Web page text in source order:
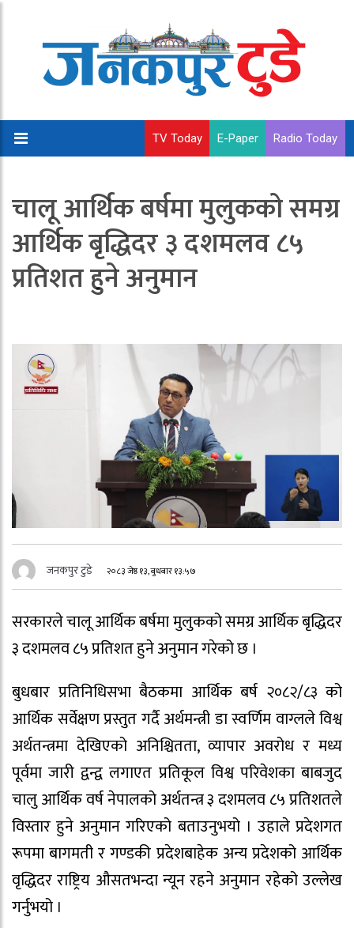
TV Today E-Paper Radio Today
चालू आर्थिक बर्षमा मुलुकको समग्र
आर्थिक बृद्धिदर ३ दशमलव ८५
प्रतिशत हुने अनुमान
जनकपुर टुडे २०८३ जेष्ठ १३, बुधबार १३:५७
सरकारले चालू आर्थिक बर्षमा मुलुकको समग्र आर्थिक बृद्धिदर
३ दशमलव ८५ प्रतिशत हुने अनुमान गरेको छ ।
बुधबार प्रतिनिधिसभा बैठकमा आर्थिक बर्ष २०८२/८३ को
आर्थिक सर्वेक्षण प्रस्तुत गर्दै अर्थमन्त्री डा स्वर्णिम वाग्लले विश्व
अर्थतन्त्रमा देखिएको अनिश्चितता, व्यापार अवरोध र मध्य
पूर्वमा जारी द्वन्द्व लगाएत प्रतिकूल विश्व परिवेशका बाबजुद
चालु आर्थिक वर्ष नेपालको अर्थतन्त्र ३ दशमलव ८५ प्रतिशतले
विस्तार हुने अनुमान गरिएको बताउनुभयो । उहाले प्रदेशगत
रूपमा बागमती र गण्डकी प्रदेशबाहेक अन्य प्रदेशको आर्थिक
वृद्धिदर राष्ट्रिय औसतभन्दा न्यून रहने अनुमान रहेको उल्लेख
गर्नुभयो ।